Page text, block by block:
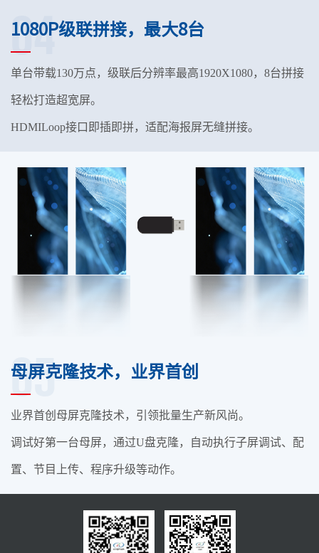
1080P级联拼接，最大8台
04
单台带载130万点，级联后分辨率最高1920X1080，8台拼接
轻松打造超宽屏。
HDMILoop接口即插即拼，适配海报屏无缝拼接。
母屏克隆技术，业界首创
05
业界首创母屏克隆技术，引领批量生产新风尚。
调试好第一台母屏，通过U盘克隆，自动执行子屏调试、配
置、节目上传、程序升级等动作。